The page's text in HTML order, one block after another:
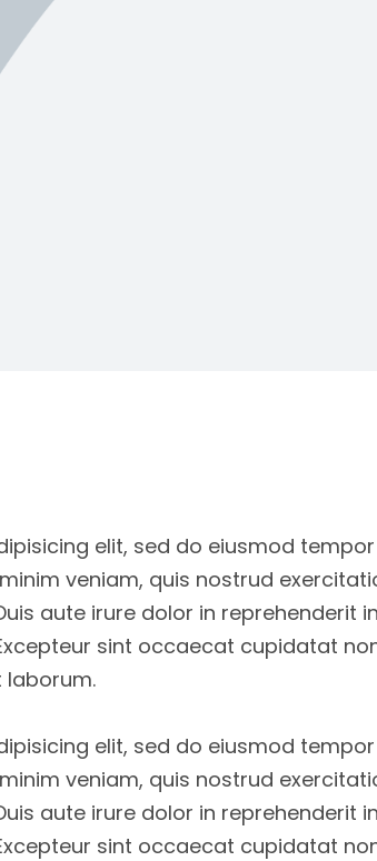
elit, sed do eiusmod
veniam, quis nostrud
aute irure dolor in reprehenderit
sint occaecat cupidatat
laborum.
elit, sed do eiusmod
veniam, quis nostrud
aute irure dolor in reprehenderit
sint occaecat cupidatat